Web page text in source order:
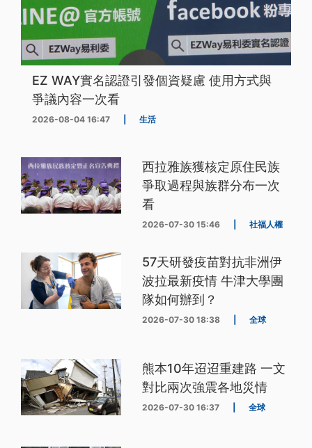
EZ WAY實名認證引發個資疑慮 使用方式與
爭議內容一次看
2026-08-04 16:47 生活
西拉雅族獲核定原住民族
爭取過程與族群分布一次
看
2026-07-30 15:46 社福人權
57天研發疫苗對抗非洲伊
波拉最新疫情 牛津大學團
隊如何辦到？
2026-07-30 18:38 全球
熊本10年迢迢重建路 一文
對比兩次強震各地災情
2026-07-30 16:37 全球